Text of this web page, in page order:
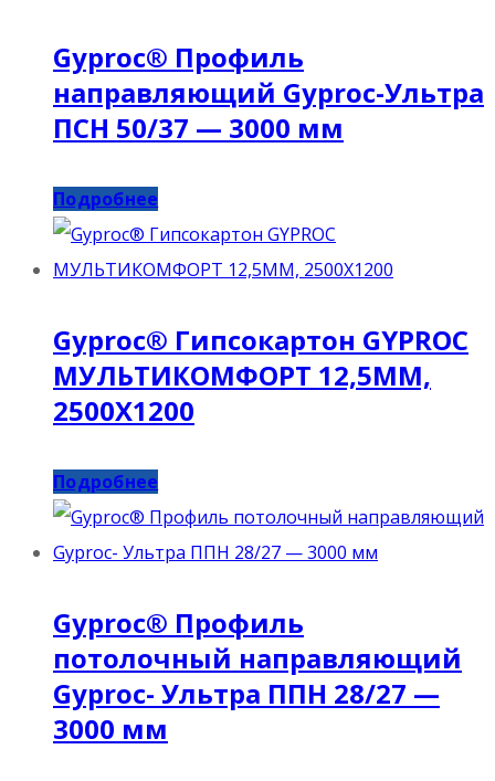
Gyproc® Профиль
направляющий Gyproc-Ультра
ПCН 50/37 — 3000 мм
Подробнее
Gyproc® Гипсокартон GYPROC
МУЛЬТИКОМФОРТ 12,5ММ,
2500Х1200
Подробнее
Gyproc® Профиль
потолочный направляющий
Gyproc- Ультра ППН 28/27 —
3000 мм